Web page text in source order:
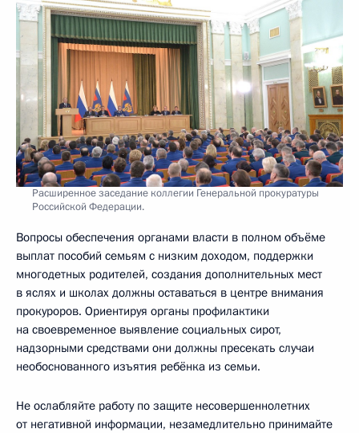
Расширенное заседание коллегии Генеральной прокуратуры
Российской Федерации.
Вопросы обеспечения органами власти в полном объёме
выплат пособий семьям с низким доходом, поддержки
многодетных родителей, создания дополнительных мест
в яслях и школах должны оставаться в центре внимания
прокуроров. Ориентируя органы профилактики
на своевременное выявление социальных сирот,
надзорными средствами они должны пресекать случаи
необоснованного изъятия ребёнка из семьи.
Не ослабляйте работу по защите несовершеннолетних
от негативной информации, незамедлительно принимайте